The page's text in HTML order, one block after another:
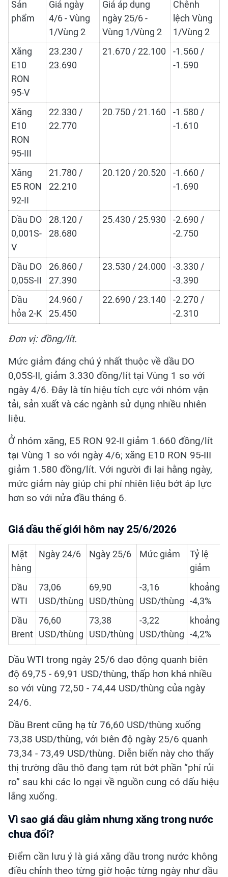
Sản
phẩm
Giá ngày
4/6 - Vùng
1/Vùng 2
Giá áp dụng
ngày 25/6 -
Vùng 1/Vùng 2
Chênh
lệch Vùng
1/Vùng 2
Xăng
E10
RON
95-V
23.230 /
23.690
21.670 / 22.100
-1.560 /
-1.590
Xăng
E10
RON
95-III
22.330 /
22.770
20.750 / 21.160
-1.580 /
-1.610
Xăng
E5 RON
92-II
21.780 /
22.210
20.120 / 20.520
-1.660 /
-1.690
Dầu DO
0,001S-
V
28.120 /
28.680
25.430 / 25.930
-2.690 /
-2.750
Dầu DO
0,05S-II
26.860 /
27.390
23.530 / 24.000
-3.330 /
-3.390
Dầu
hỏa 2-K
24.960 /
25.450
22.690 / 23.140
-2.270 /
-2.310
Đơn vị: đồng/lít.
Mức giảm đáng chú ý nhất thuộc về dầu DO
0,05S-II, giảm 3.330 đồng/lít tại Vùng 1 so với
ngày 4/6. Đây là tín hiệu tích cực với nhóm vận
tải, sản xuất và các ngành sử dụng nhiều nhiên
liệu.
Ở nhóm xăng, E5 RON 92-II giảm 1.660 đồng/lít
tại Vùng 1 so với ngày 4/6; xăng E10 RON 95-III
giảm 1.580 đồng/lít. Với người đi lại hằng ngày,
mức giảm này giúp chi phí nhiên liệu bớt áp lực
hơn so với nửa đầu tháng 6.
Giá dầu thế giới hôm nay 25/6/2026
Mặt
hàng
Ngày 24/6 Ngày 25/6 Mức giảm
Tỷ lệ
giảm
Dầu
WTI
73,06
USD/thùng
69,90
USD/thùng
-3,16
USD/thùng
khoảng
-4,3%
Dầu
Brent
76,60
USD/thùng
73,38
USD/thùng
-3,22
USD/thùng
khoảng
-4,2%
Dầu WTI trong ngày 25/6 dao động quanh biên
độ 69,75 - 69,91 USD/thùng, thấp hơn khá nhiều
so với vùng 72,50 - 74,44 USD/thùng của ngày
24/6.
Dầu Brent cũng hạ từ 76,60 USD/thùng xuống
73,38 USD/thùng, với biên độ ngày 25/6 quanh
73,34 - 73,49 USD/thùng. Diễn biến này cho thấy
thị trường dầu thô đang tạm rút bớt phần “phí rủi
ro” sau khi các lo ngại về nguồn cung có dấu hiệu
lắng xuống.
Vì sao giá dầu giảm nhưng xăng trong nước
chưa đổi?
Điểm cần lưu ý là giá xăng dầu trong nước không
điều chỉnh theo từng giờ hoặc từng ngày như dầu